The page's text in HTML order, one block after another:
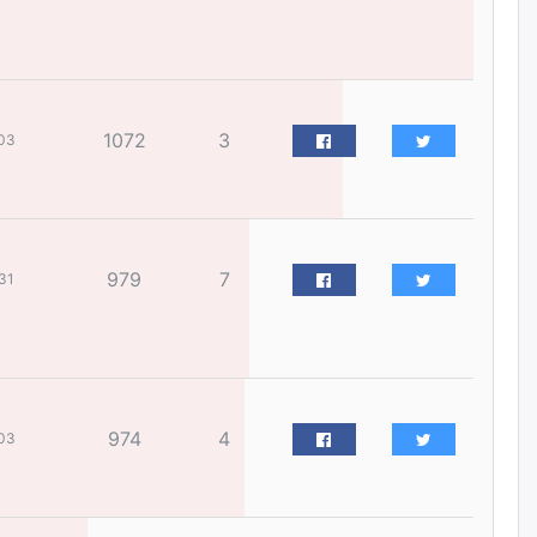
зогсоож, Арабын орнуудаас
тасралтгүй үргэлжилж байна
1072 3
979 7
974 4